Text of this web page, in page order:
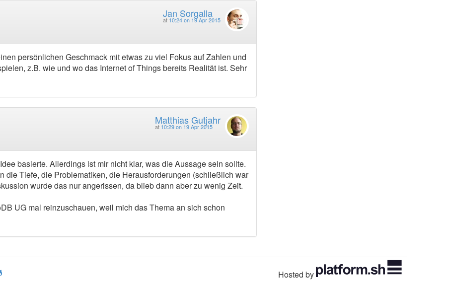
Jan Sorgalla
at 10:24 on 19 Apr 2015
persönlichen Geschmack mit etwas zu viel Fokus auf Zahlen und
z.B. wie und wo das Internet of Things bereits Realität ist. Sehr
Matthias Gutjahr
at 10:29 on 19 Apr 2015
basierte. Allerdings ist mir nicht klar, was die Aussage sein sollte.
die Tiefe, die Problematiken, die Herausforderungen (schließlich war
wurde das nur angerissen, da blieb dann aber zu wenig Zeit.
UG mal reinzuschauen, weil mich das Thema an sich schon
Hosted by